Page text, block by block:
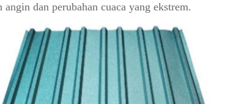
dan perubahan cuaca yang ekstrem.